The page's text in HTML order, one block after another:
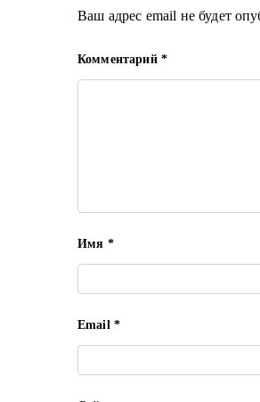
Ваш адрес email не будет
Комментарий *
Имя *
Email *